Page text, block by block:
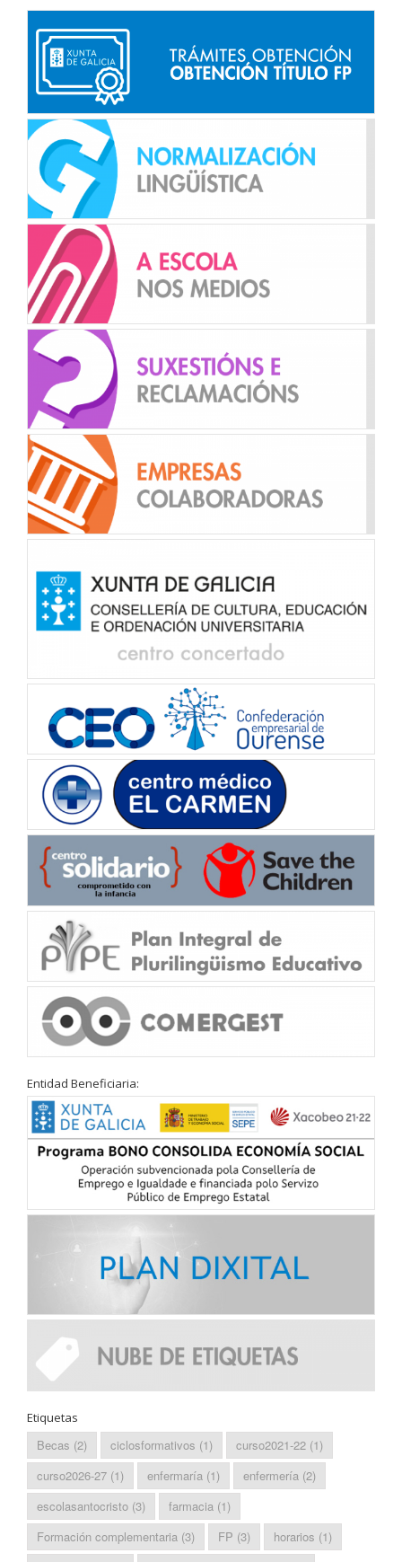
Entidad Beneficiaria:
Etiquetas
Becas (2) ciclosformativos (1) curso2021-22 (1)
curso2026-27 (1) enfermaría (1) enfermería (2)
escolasantocristo (3) farmacia (1)
Formación complementaria (3) FP (3) horarios (1)